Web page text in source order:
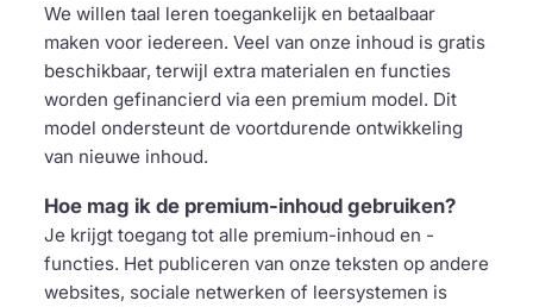
We willen taal leren toegankelijk en betaalbaar
maken voor iedereen. Veel van onze inhoud is gratis
beschikbaar, terwijl extra materialen en functies
worden gefinancierd via een premium model. Dit
model ondersteunt de voortdurende ontwikkeling
van nieuwe inhoud.
Hoe mag ik de premium-inhoud gebruiken?
Je krijgt toegang tot alle premium-inhoud en -
functies. Het publiceren van onze teksten op andere
websites, sociale netwerken of leersystemen is